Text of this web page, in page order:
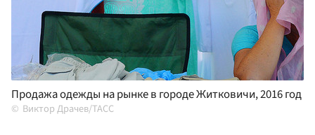
Продажа одежды на рынке в городе Житковичи, 2016 год
Виктор Драчев/ТАСС